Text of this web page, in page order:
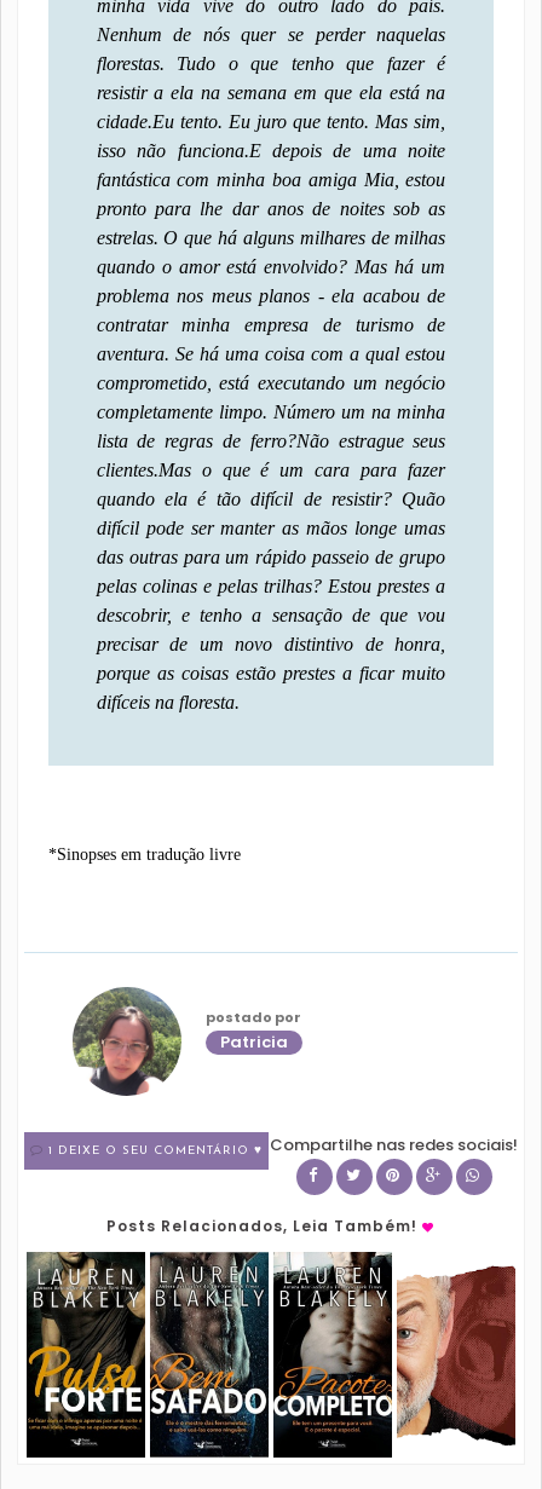
minha vida vive do outro lado do país.
Nenhum de nós quer se perder naquelas
florestas. Tudo o que tenho que fazer é
resistir a ela na semana em que ela está na
cidade.Eu tento. Eu juro que tento. Mas sim,
isso não funciona.E depois de uma noite
fantástica com minha boa amiga Mia, estou
pronto para lhe dar anos de noites sob as
estrelas. O que há alguns milhares de milhas
quando o amor está envolvido? Mas há um
problema nos meus planos - ela acabou de
contratar minha empresa de turismo de
aventura. Se há uma coisa com a qual estou
comprometido, está executando um negócio
completamente limpo. Número um na minha
lista de regras de ferro?Não estrague seus
clientes.Mas o que é um cara para fazer
quando ela é tão difícil de resistir? Quão
difícil pode ser manter as mãos longe umas
das outras para um rápido passeio de grupo
pelas colinas e pelas trilhas? Estou prestes a
descobrir, e tenho a sensação de que vou
precisar de um novo distintivo de honra,
porque as coisas estão prestes a ficar muito
difíceis na floresta.
*Sinopses em tradução livre
postado por
Patricia
1 DEIXE O SEU COMENTÁRIO ♥ Compartilhe nas redes sociais!
Posts Relacionados, Leia Também!